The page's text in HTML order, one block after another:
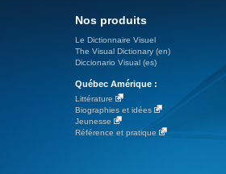
Nos produits
Le Dictionnaire Visuel
The Visual Dictionary (en)
Diccionario Visual (es)
Québec Amérique :
Littérature
Biographies et idées
Jeunesse
Référence et pratique